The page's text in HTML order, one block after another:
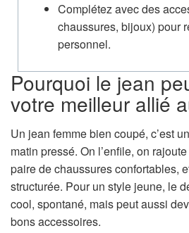
Complétez avec des
chaussures, bijoux) pour
personnel.
Pourquoi le jean
votre meilleur allié
Un jean femme bien coupé, c’est
matin pressé. On l’enfile, on
paire de chaussures confortables,
structurée. Pour un style jeune, le
cool, spontané, mais peut aussi
bons accessoires.